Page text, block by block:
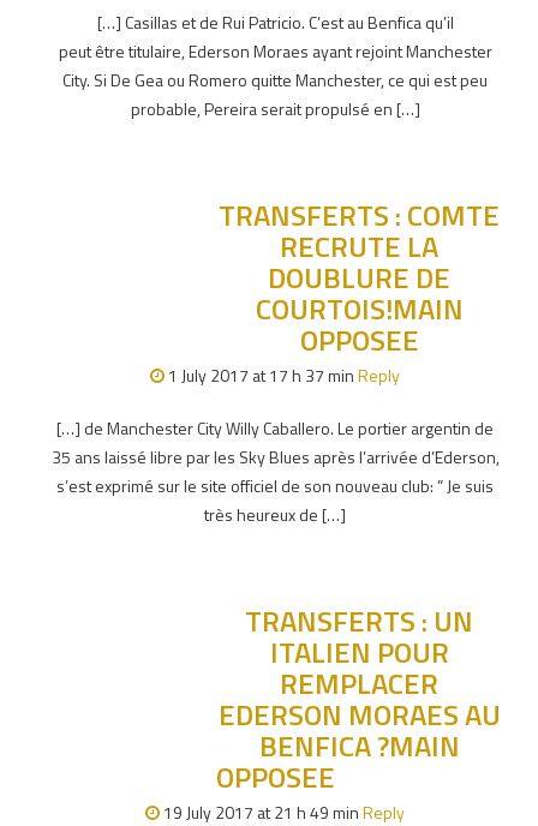
[…] Casillas et de Rui Patricio. C’est au Benfica qu’il
peut être titulaire, Ederson Moraes ayant rejoint Manchester
City. Si De Gea ou Romero quitte Manchester, ce qui est peu
probable, Pereira serait propulsé en […]
TRANSFERTS : COMTE
RECRUTE LA
DOUBLURE DE
COURTOIS!MAIN
OPPOSEE
1 July 2017 at 17 h 37 minReply
[…] de Manchester City Willy Caballero. Le portier argentin de
35 ans laissé libre par les Sky Blues après l’arrivée d’Ederson,
s’est exprimé sur le site officiel de son nouveau club: ” Je suis
très heureux de […]
TRANSFERTS : UN
ITALIEN POUR
REMPLACER
EDERSON MORAES AU
BENFICA ?MAIN
OPPOSEE
19 July 2017 at 21 h 49 minReply